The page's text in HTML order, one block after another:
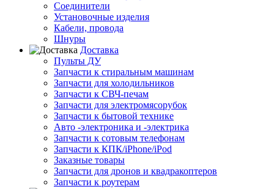
Соединители
Установочные изделия
Кабели, провода
Шнуры
Доставка
Пульты ДУ
Запчасти к стиральным машинам
Запчасти для холодильников
Запчасти к СВЧ-печам
Запчасти для электромясорубок
Запчасти к бытовой технике
Авто -электроника и -электрика
Запчасти к сотовым телефонам
Запчасти к КПК/iPhone/iPod
Заказные товары
Запчасти для дронов и квадракоптеров
Запчасти к роутерам